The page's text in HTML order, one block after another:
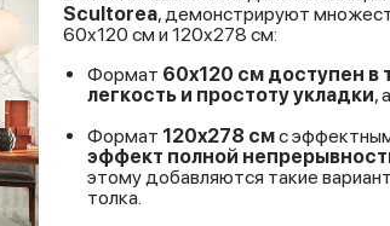
Scultorea, демонстрируют
60x120 см и 120x278 см:
Формат 60x120 см доступен в
легкость и простоту укладки,
Формат 120x278 смс
эффект полной
этому добавляются такие
толка.